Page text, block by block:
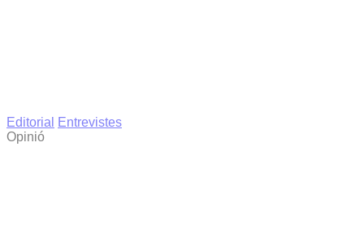
Editorial
Entrevistes
Opinió